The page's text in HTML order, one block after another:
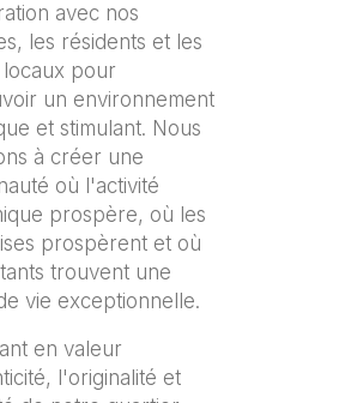
avec nos
les résidents et les
pour
un environnement
et stimulant. Nous
à créer une
où l'activité
prospère, où les
prospèrent et où
trouvent une
vie exceptionnelle.
en valeur
l'originalité et